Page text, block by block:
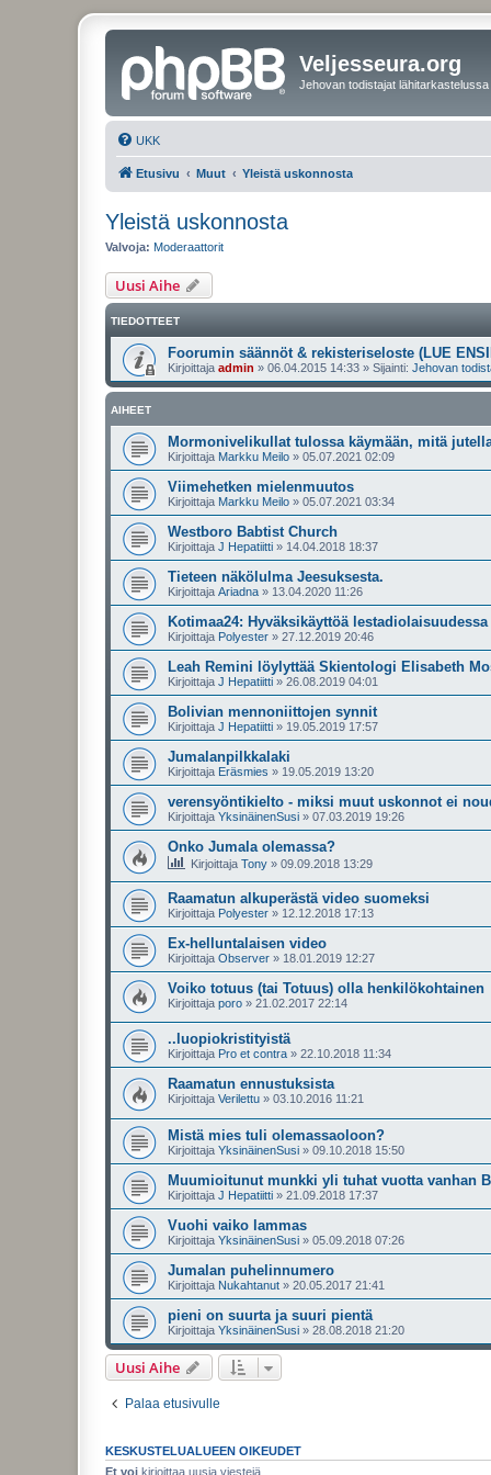
Veljesseura.org
Jehovan todistajat lähitarkastelussa
UKK
Etusivu Muut Yleistä uskonnosta
Yleistä uskonnosta
Valvoja: Moderaattorit
Uusi Aihe
TIEDOTTEET
Foorumin säännöt & rekisteriseloste (LUE
Kirjoittaja admin » 06.04.2015 14:33 » Sijainti: Jehovan
AIHEET
Mormonivelikullat tulossa käymään, mitä
Kirjoittaja Markku Meilo » 05.07.2021 02:09
Viimehetken mielenmuutos
Kirjoittaja Markku Meilo » 05.07.2021 03:34
Westboro Babtist Church
Kirjoittaja J Hepatiitti » 14.04.2018 18:37
Tieteen näkölulma Jeesuksesta.
Kirjoittaja Ariadna » 13.04.2020 11:26
Kotimaa24: Hyväksikäyttöä
Kirjoittaja Polyester » 27.12.2019 20:46
Leah Remini löylyttää Skientologi Elisabeth
Kirjoittaja J Hepatiitti » 26.08.2019 04:01
Bolivian mennoniittojen synnit
Kirjoittaja J Hepatiitti » 19.05.2019 17:57
Jumalanpilkkalaki
Kirjoittaja Eräsmies » 19.05.2019 13:20
verensyöntikielto - miksi muut uskonnot ei
Kirjoittaja YksinäinenSusi » 07.03.2019 19:26
Onko Jumala olemassa?
Kirjoittaja Tony » 09.09.2018 13:29
Raamatun alkuperästä video suomeksi
Kirjoittaja Polyester » 12.12.2018 17:13
Ex-helluntalaisen video
Kirjoittaja Observer » 18.01.2019 12:27
Voiko totuus (tai Totuus) olla henkilökohtainen
Kirjoittaja poro » 21.02.2017 22:14
..luopiokristityistä
Kirjoittaja Pro et contra » 22.10.2018 11:34
Raamatun ennustuksista
Kirjoittaja Verilettu » 03.10.2016 11:21
Mistä mies tuli olemassaoloon?
Kirjoittaja YksinäinenSusi » 09.10.2018 15:50
Muumioitunut munkki yli tuhat vuotta vanhan
Kirjoittaja J Hepatiitti » 21.09.2018 17:37
Vuohi vaiko lammas
Kirjoittaja YksinäinenSusi » 05.09.2018 07:26
Jumalan puhelinnumero
Kirjoittaja Nukahtanut » 20.05.2017 21:41
pieni on suurta ja suuri pientä
Kirjoittaja YksinäinenSusi » 28.08.2018 21:20
Uusi Aihe
Palaa etusivulle
KESKUSTELUALUEEN OIKEUDET
Et voi kirjoittaa uusia viestejä